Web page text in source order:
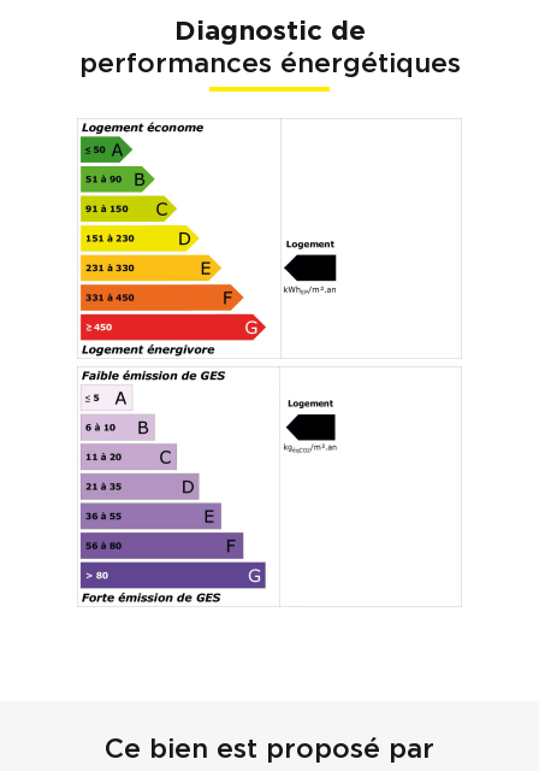
Diagnostic de
performances énergétiques
Ce bien est proposé par